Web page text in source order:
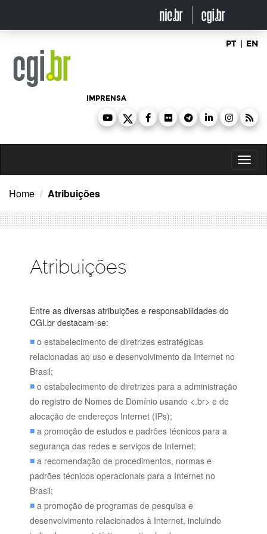
o
PT | EN
IMPRENSA
Home Atribuições
Atribuições
Entre as diversas atribuições e responsabilidades do
CGI.br destacam-se:
o estabelecimento de diretrizes estratégicas
relacionadas ao uso e desenvolvimento da Internet no
Brasil;
o estabelecimento de diretrizes para a administração
do registro de Nomes de Domínio usando <.br> e de
alocação de endereços Internet (IPs);
a promoção de estudos e padrões técnicos para a
segurança das redes e serviços de Internet;
a recomendação de procedimentos, normas e
padrões técnicos operacionais para a Internet no
Brasil;
a promoção de programas de pesquisa e
desenvolvimento relacionados à Internet, incluindo